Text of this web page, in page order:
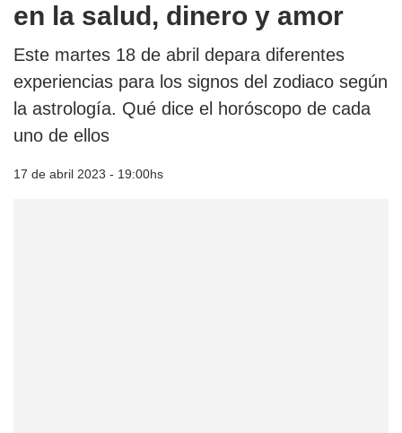
en la salud, dinero y amor
Este martes 18 de abril depara diferentes
experiencias para los signos del zodiaco según
la astrología. Qué dice el horóscopo de cada
uno de ellos
17 de abril 2023 - 19:00hs